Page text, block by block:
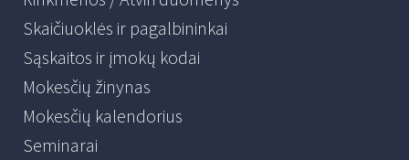
Skaičiuoklės ir pagalbininkai
Sąskaitos ir įmokų kodai
Mokesčių žinynas
Mokesčių kalendorius
Seminarai